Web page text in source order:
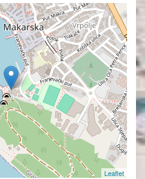
Leaflet